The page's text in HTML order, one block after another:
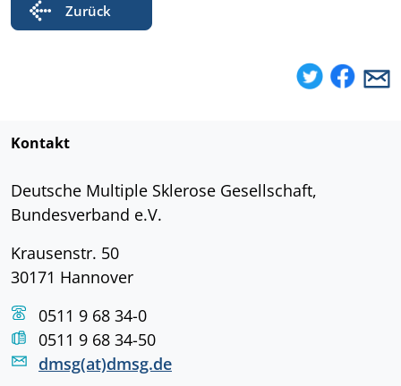
Zurück
Kontakt
Deutsche Multiple Sklerose Gesellschaft,
Bundesverband e.V.
Krausenstr. 50
30171 Hannover
0511 9 68 34-0
0511 9 68 34-50
dmsg(at)dmsg.de